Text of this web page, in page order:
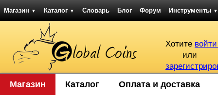
Магазин ▼ Каталог ▼ Словарь Блог Форум Инструменты ▼
Хотите
или
Магазин Каталог Оплата и доставка